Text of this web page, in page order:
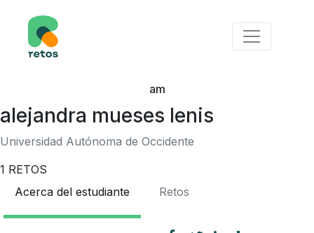
am
alejandra mueses lenis
Universidad Autónoma de Occidente
1 RETOS
Acerca del estudiante
Retos